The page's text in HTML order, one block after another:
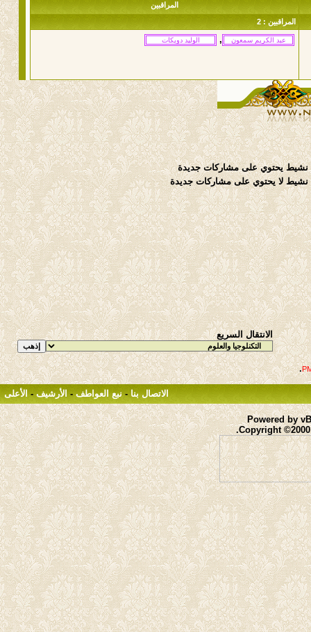
المراقبين
المراقبين : 2
,
يحتوي على مشاركات جديدة
لا يحتوي على مشاركات جديدة
الانتقال السريع
.
الاتصال بنا - نبع العواطف - الأرشيف - الأعلى
Powered by
Copyright